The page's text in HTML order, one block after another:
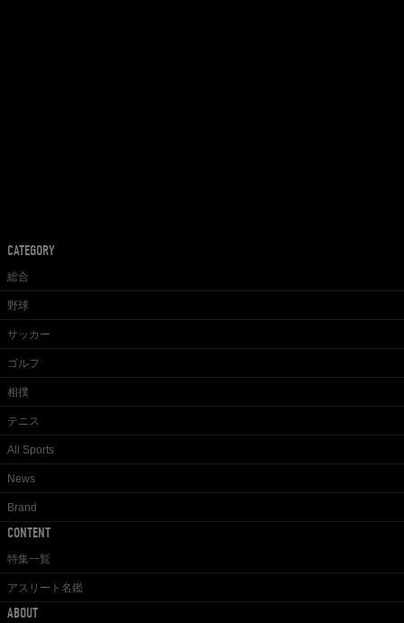
CATEGORY
総合
野球
サッカー
ゴルフ
相撲
テニス
All Sports
News
Brand
CONTENT
特集一覧
アスリート名鑑
ABOUT